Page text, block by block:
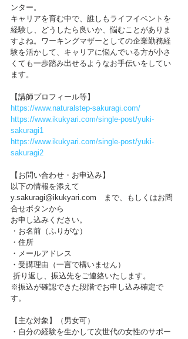
ンター。
キャリアを育む中で、誰しもライフイベントを
経験し、どうしたら良いか、悩むことがありま
すよね。ワーキングマザーとしての企業勤務経
験を活かして、キャリアに悩んでいる方が小さ
くても一歩踏み出せるようなお手伝いをしてい
ます。
【講師プロフィール等】
https://www.naturalstep-sakuragi.com/
https://www.ikukyari.com/single-post/yuki-
sakuragi1
https://www.ikukyari.com/single-post/yuki-
sakuragi2
【お問い合わせ・お申込み】
以下の情報を添えて
y.sakuragi@ikukyari.com　まで、もしくはお問
合せボタンから
お申し込みください。
・お名前（ふりがな）
・住所
・メールアドレス
・受講理由（一言で構いません）
折り返し、振込先をご連絡いたします。
※振込が確認できた段階でお申し込み確定で
す。
【主な対象】（男女可）
・自分の経験を生かして次世代の女性のサポー